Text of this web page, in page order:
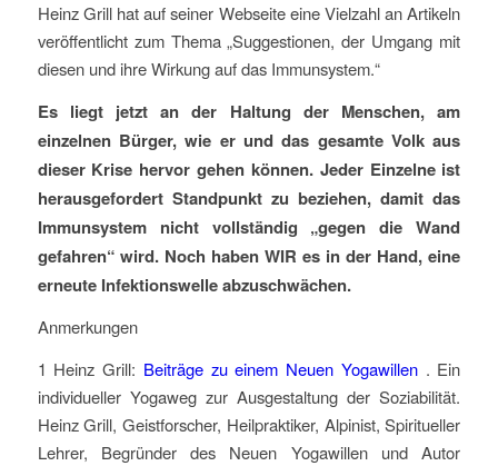
Heinz Grill hat auf seiner Webseite eine Vielzahl an Artikeln
veröffentlicht zum Thema „Suggestionen, der Umgang mit
diesen und ihre Wirkung auf das Immunsystem.“
Es liegt jetzt an der Haltung der Menschen, am
einzelnen Bürger, wie er und das gesamte Volk aus
dieser Krise hervor gehen können. Jeder Einzelne ist
herausgefordert Standpunkt zu beziehen, damit das
Immunsystem nicht vollständig „gegen die Wand
gefahren“ wird. Noch haben WIR es in der Hand, eine
erneute Infektionswelle abzuschwächen.
Anmerkungen
1 Heinz Grill: Beiträge zu einem Neuen Yogawillen. Ein
individueller Yogaweg zur Ausgestaltung der Soziabilität.
Heinz Grill, Geistforscher, Heilpraktiker, Alpinist, Spiritueller
Lehrer, Begründer des Neuen Yogawillen und Autor